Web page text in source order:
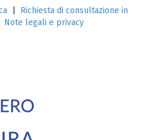
Richiesta di consultazione in
Note legali e privacy